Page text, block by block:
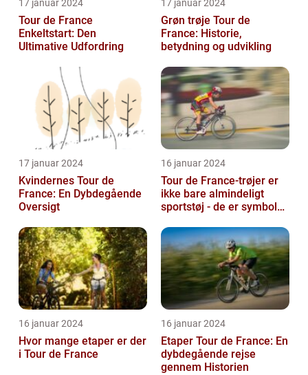
17 januar 2024
Tour de France
Enkeltstart: Den
Ultimative Udfordring
17 januar 2024
Grøn trøje Tour de
France: Historie,
betydning og udvikling
17 januar 2024
Kvindernes Tour de
France: En Dybdegående
Oversigt
16 januar 2024
Tour de France-trøjer er
ikke bare almindeligt
sportstøj - de er symboler
udholden...
16 januar 2024
Hvor mange etaper er der
i Tour de France
16 januar 2024
Etaper Tour de France: En
dybdegående rejse
gennem Historien